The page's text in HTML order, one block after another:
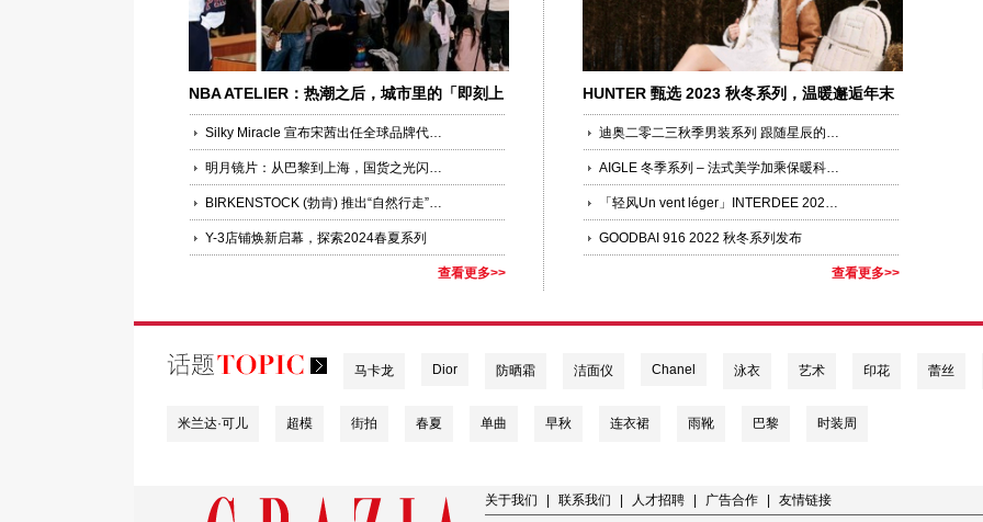
NBA ATELIER：热潮之后，城市里的「即刻上
场」才刚开始
Silky Miracle 宣布宋茜出任全球品牌代言人
明月镜片：从巴黎到上海，国货之光闪耀国际秀场
BIRKENSTOCK (勃肯) 推出“自然行走”全新企划
Y-3店铺焕新启幕，探索2024春夏系列
查看更多>>
HUNTER 甄选 2023 秋冬系列，温暖邂逅年末
礼遇季
迪奥二零二三秋季男装系列 跟随星辰的指引
AIGLE 冬季系列 – 法式美学加乘保暖科技，许冬天以时尚
「轻风Un vent léger」INTERDEE 2023春夏系列巴黎时装周正式发布！
GOODBAI 916 2022 秋冬系列发布
查看更多>>
马卡龙 Dior 防晒霜 洁面仪 Chanel 泳衣 艺术 印花 蕾丝
米兰达·可儿 超模 街拍 春夏 单曲 早秋 连衣裙 雨靴 巴黎 时装周
关于我们 联系我们 人才招聘 广告合作 友情链接